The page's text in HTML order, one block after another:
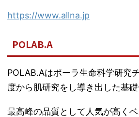
https://www.allna.jp
POLAB.A
POLAB.Aはポーラ生命科学研究
度から肌研究をし導き出した基礎
最高峰の品質として人気が高く